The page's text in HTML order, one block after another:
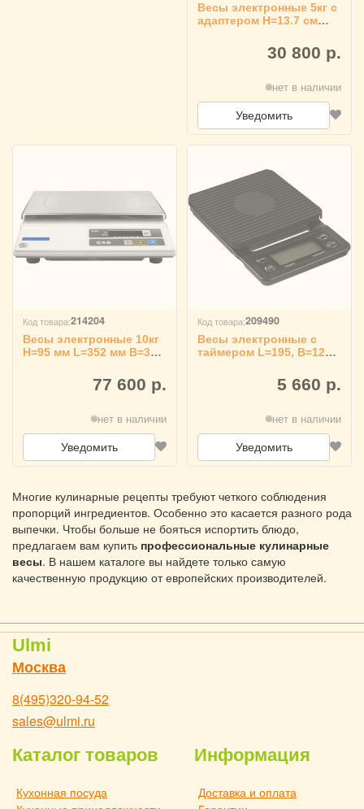
Весы электронные 5кг с
адаптером H=13.7 см
30 800 р.
нет в наличии
Уведомить
Код товара:214204
Весы электронные 10кг
H=95 мм L=352 мм B=325
77 600 р.
нет в наличии
Уведомить
Код товара:209490
Весы электронные с
таймером L=195, B=125
5 660 р.
нет в наличии
Уведомить
Многие кулинарные рецепты требуют четкого соблюдения
пропорций ингредиентов. Особенно это касается разного рода
выпечки. Чтобы больше не бояться испортить блюдо,
предлагаем вам купить профессиональные кулинарные
весы. В нашем каталоге вы найдете только самую
качественную продукцию от европейских производителей.
Ulmi
Москва
8(495)320-94-52
sales@ulmi.ru
Каталог товаров
Кухонная посуда
Информация
Доставка и оплата